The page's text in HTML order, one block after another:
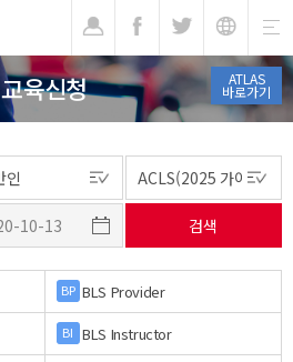
ATLAS
바로가기
교육신청
BP BLS Provider
BI BLS Instructor